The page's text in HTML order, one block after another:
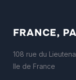
FRANCE,
108 rue du
Ile de France